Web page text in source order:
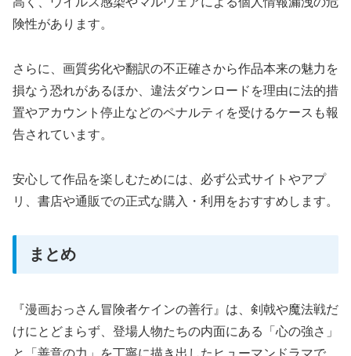
険性があります。
さらに、画質劣化や翻訳の不正確さから作品本来の魅力を
損なう恐れがあるほか、違法ダウンロードを理由に法的措
置やアカウント停止などのペナルティを受けるケースも報
告されています。
安心して作品を楽しむためには、必ず公式サイトやアプ
リ、書店や通販での正式な購入・利用をおすすめします。
まとめ
『漫画おっさん冒険者ケインの善行』は、剣戟や魔法戦だ
けにとどまらず、登場人物たちの内面にある「心の強さ」